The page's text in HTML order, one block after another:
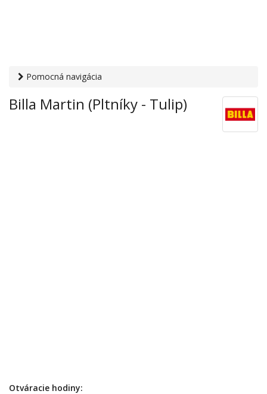
Pomocná navigácia
supermarkety› Billa Martin (Pltníky - Tulip)
Billa Martin (Pltníky - Tulip)
Otváracie hodiny: